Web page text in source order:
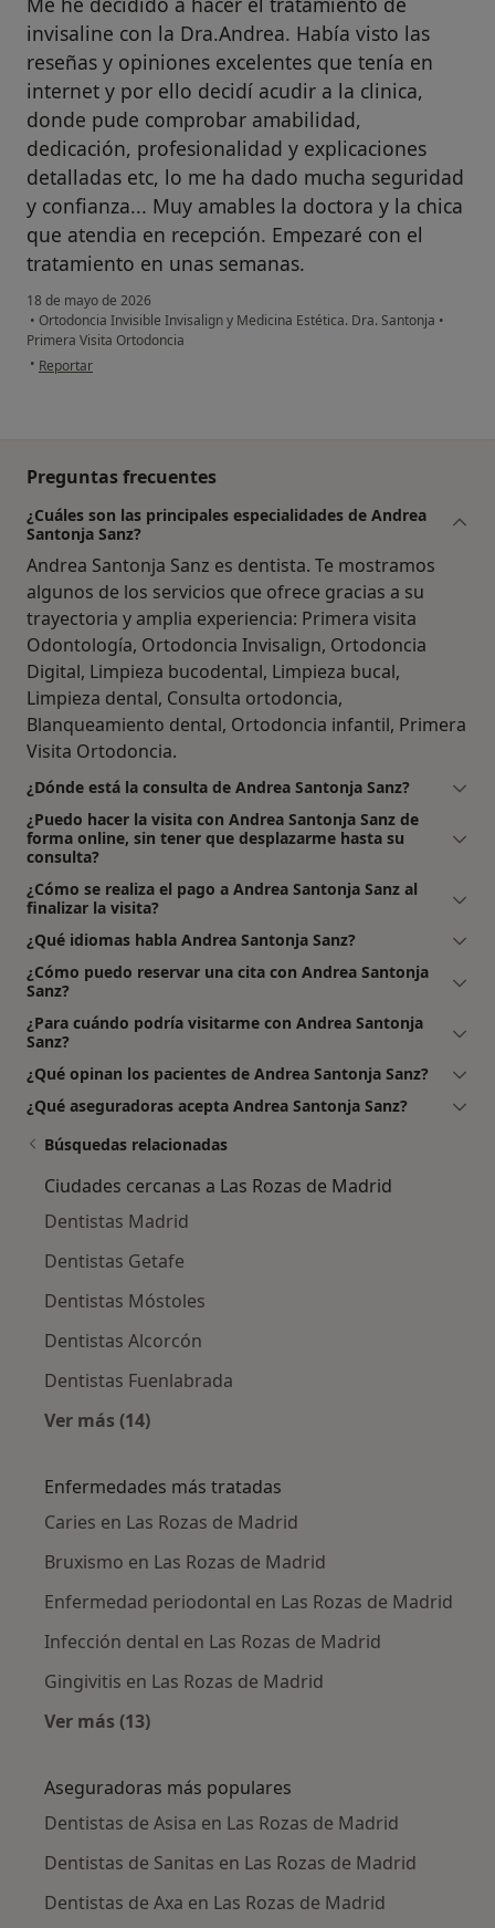
invisaline con la Dra.Andrea. Había visto las
reseñas y opiniones excelentes que tenía en
internet y por ello decidí acudir a la clinica,
donde pude comprobar amabilidad,
dedicación, profesionalidad y explicaciones
detalladas etc, lo me ha dado mucha seguridad
y confianza... Muy amables la doctora y la chica
que atendia en recepción. Empezaré con el
tratamiento en unas semanas.
18 de mayo de 2026
• Ortodoncia Invisible Invisalign y Medicina Estética. Dra. Santonja •
Primera Visita Ortodoncia
• en opinión del usuario E.Leire
Reportar
Preguntas frecuentes
¿Cuáles son las principales especialidades de Andrea
Santonja Sanz?
Andrea Santonja Sanz es dentista. Te mostramos
algunos de los servicios que ofrece gracias a su
trayectoria y amplia experiencia: Primera visita
Odontología, Ortodoncia Invisalign, Ortodoncia
Digital, Limpieza bucodental, Limpieza bucal,
Limpieza dental, Consulta ortodoncia,
Blanqueamiento dental, Ortodoncia infantil, Primera
Visita Ortodoncia.
¿Dónde está la consulta de Andrea Santonja Sanz?
¿Puedo hacer la visita con Andrea Santonja Sanz de
forma online, sin tener que desplazarme hasta su
consulta?
¿Cómo se realiza el pago a Andrea Santonja Sanz al
finalizar la visita?
¿Qué idiomas habla Andrea Santonja Sanz?
¿Cómo puedo reservar una cita con Andrea Santonja
Sanz?
¿Para cuándo podría visitarme con Andrea Santonja
Sanz?
¿Qué opinan los pacientes de Andrea Santonja Sanz?
¿Qué aseguradoras acepta Andrea Santonja Sanz?
Búsquedas relacionadas
Ciudades cercanas a Las Rozas de Madrid
Dentistas Madrid
Dentistas Getafe
Dentistas Móstoles
Dentistas Alcorcón
Dentistas Fuenlabrada
Ver más (14)
Enfermedades más tratadas
Caries en Las Rozas de Madrid
Bruxismo en Las Rozas de Madrid
Enfermedad periodontal en Las Rozas de Madrid
Infección dental en Las Rozas de Madrid
Gingivitis en Las Rozas de Madrid
Ver más (13)
Aseguradoras más populares
Dentistas de Asisa en Las Rozas de Madrid
Dentistas de Sanitas en Las Rozas de Madrid
Dentistas de Axa en Las Rozas de Madrid